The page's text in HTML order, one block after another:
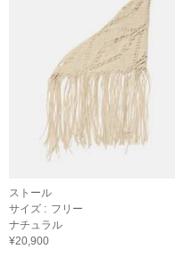
ストール
サイズ : フリー
ナチュラル
¥20,900